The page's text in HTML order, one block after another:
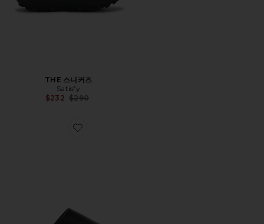
THE 스니커즈
Satisfy
$232 Previous price:
$290
Favorite CALM 슬라이드